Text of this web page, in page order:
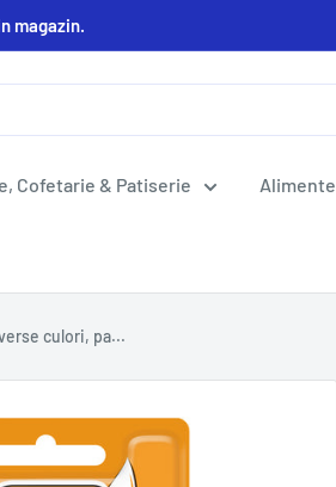
magazin.
Cofetarie & Patiserie Alimente
culori, pa...